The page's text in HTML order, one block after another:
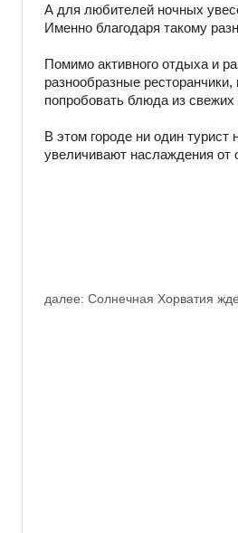
А для любителей ночных
Именно благодаря такому
Помимо активного отдыха и
разнообразные
попробовать блюда из
В этом городе ни один турист
увеличивают наслаждения от
далее: Солнечная Хорватия